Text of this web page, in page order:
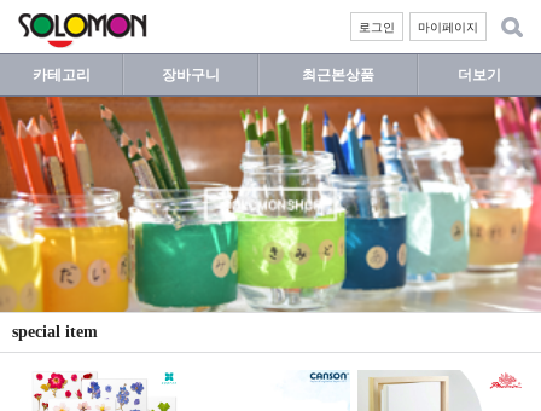
마이페이지
로그인
카테고리 장바구니 최근본상품 더보기
special item